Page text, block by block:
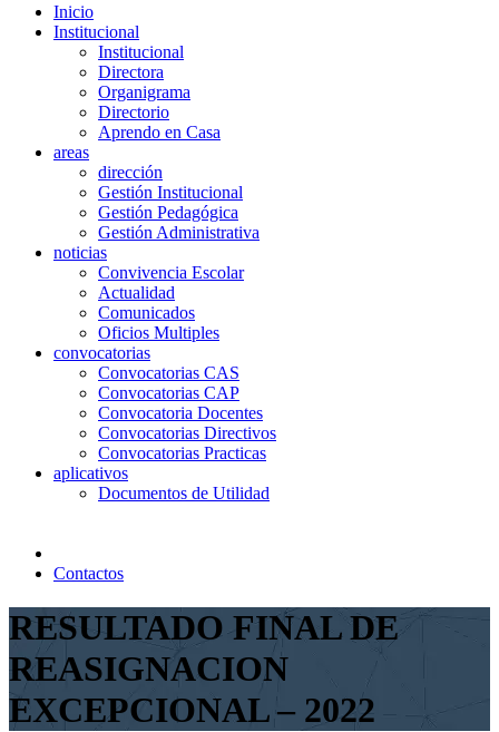
Inicio
Institucional
Institucional
Directora
Organigrama
Directorio
Aprendo en Casa
areas
dirección
Gestión Institucional
Gestión Pedagógica
Gestión Administrativa
noticias
Convivencia Escolar
Actualidad
Comunicados
Oficios Multiples
convocatorias
Convocatorias CAS
Convocatorias CAP
Convocatoria Docentes
Convocatorias Directivos
Convocatorias Practicas
aplicativos
Documentos de Utilidad
Contactos
RESULTADO FINAL DE
REASIGNACION
EXCEPCIONAL – 2022